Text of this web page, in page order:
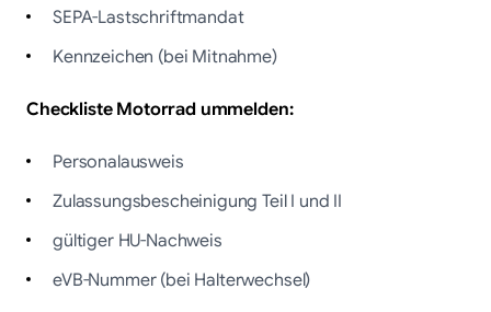
SEPA-Lastschriftmandat
Kennzeichen (bei Mitnahme)
Checkliste Motorrad ummelden:
Personalausweis
Zulassungsbescheinigung Teil I und II
gültiger HU-Nachweis
eVB-Nummer (bei Halterwechsel)